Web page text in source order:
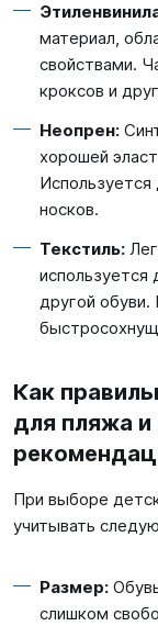
материал,
свойствами.
кроксов и
Неопрен:
хорошей
Используется
носков.
Текстиль:
используется
другой
Как
для пляжа и
При выборе
учитывать
Размер:
слишком